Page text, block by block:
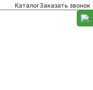
КаталогЗаказать звонок